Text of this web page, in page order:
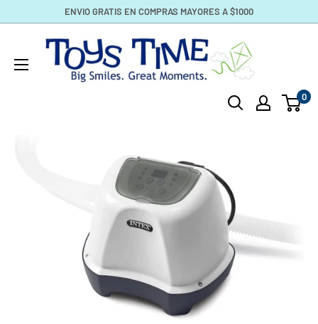
contenido
ENVIO GRATIS EN COMPRAS MAYORES A $1000
toystime.com
0